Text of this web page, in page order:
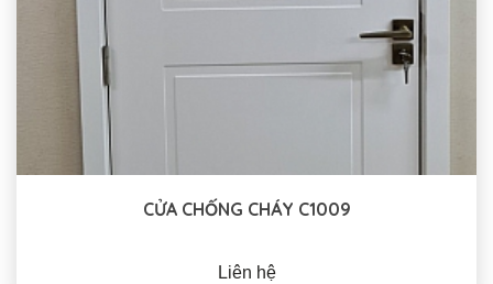
CỬA CHỐNG CHÁY C1009
Liên hệ